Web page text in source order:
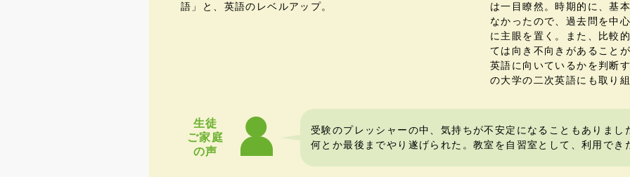
語」と、英語のレベルアップ。
は一目瞭然。時期的に、基
なかったので、過去問を中
に主眼を置く。また、比較
ては向き不向きがあること
英語に向いているかを判断
の大学の二次英語にも取り
生徒
ご家庭
の声
受験のプレッシャーの中、気持ちが不安定になることもありまし
何とか最後までやり遂げられた。教室を自習室として、利用でき